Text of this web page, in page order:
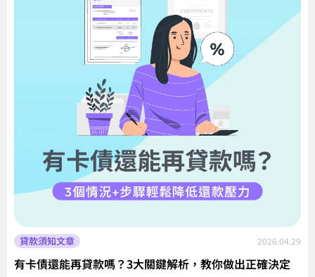
貸款須知文章 2026.04.29
有卡債還能再貸款嗎？3大關鍵解析，教你做出正確決定